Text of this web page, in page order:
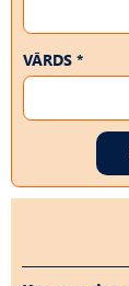
VĀRDS *